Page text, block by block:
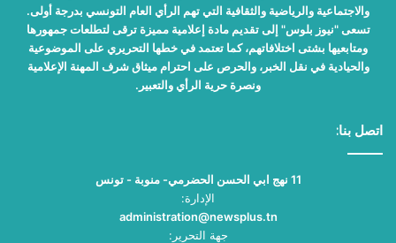
والاجتماعية والرياضية والثقافية التي تهم الرأي العام التونسي بدرجة أولى.
تسعى "نيوز بلوس" إلى تقديم مادة إعلامية مميزة ترقى لتطلعات جمهورها
ومتابعيها بشتى اختلافاتهم، كما تعتمد في خطها التحريري على الموضوعية
والحيادية في نقل الخبر، والحرص على احترام ميثاق شرف المهنة الإعلامية
ونصرة حرية الرأي والتعبير.
اتصل بنا:
11 نهج ابي الحسن الحضرمي- منوبة - تونس
الإدارة:
administration@newsplus.tn
جهة التحرير: